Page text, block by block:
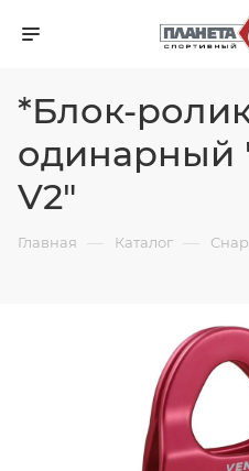
*Блок-
V2"
Главная — Каталог —